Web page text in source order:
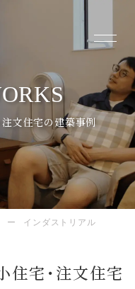
文住宅の建築事例
ー インダストリアル
住宅･注文住宅